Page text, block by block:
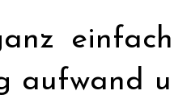
aufwand